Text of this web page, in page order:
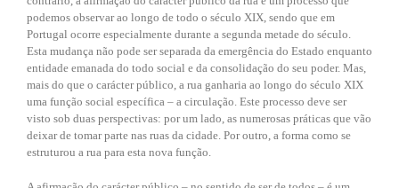
podemos observar ao longo de todo o século XIX, sendo que em
Portugal ocorre especialmente durante a segunda metade do século.
Esta mudança não pode ser separada da emergência do Estado enquanto
entidade emanada do todo social e da consolidação do seu poder. Mas,
mais do que o carácter público, a rua ganharia ao longo do século XIX
uma função social específica – a circulação. Este processo deve ser
visto sob duas perspectivas: por um lado, as numerosas práticas que vão
deixar de tomar parte nas ruas da cidade. Por outro, a forma como se
estruturou a rua para esta nova função.